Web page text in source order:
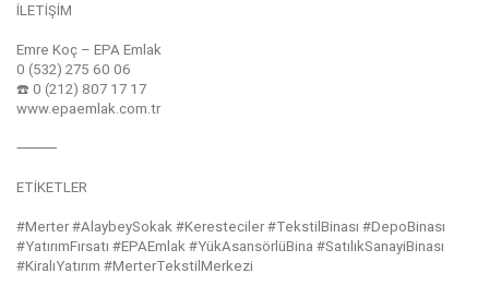
İLETİŞİM
Emre Koç – EPA Emlak
0 (532) 275 60 06
☎️ 0 (212) 807 17 17
www.epaemlak.com.tr
⸻
ETİKETLER
#Merter #AlaybeySokak #Keresteciler #TekstilBinası #DepoBinası
#YatırımFırsatı #EPAEmlak #YükAsansörlüBina #SatılıkSanayiBinası
#KiralıYatırım #MerterTekstilMerkezi